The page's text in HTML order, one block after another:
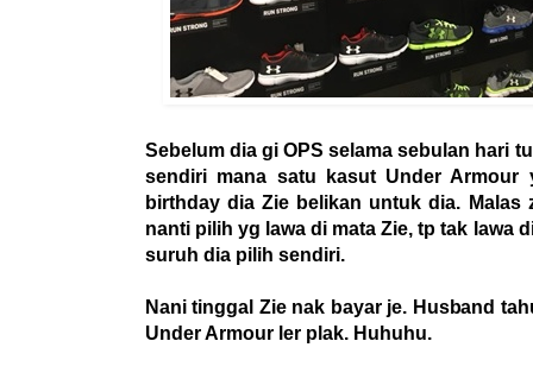
Sebelum dia gi OPS selama sebulan hari
sendiri mana satu kasut Under Armour
birthday dia Zie belikan untuk dia. Malas
nanti pilih yg lawa di mata Zie, tp tak lawa
suruh dia pilih sendiri.
Nani tinggal Zie nak bayar je. Husband
Under Armour ler plak. Huhuhu.